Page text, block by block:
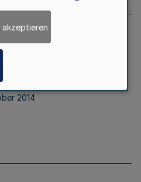
des Landes
(Hochschulgesetz -
2014